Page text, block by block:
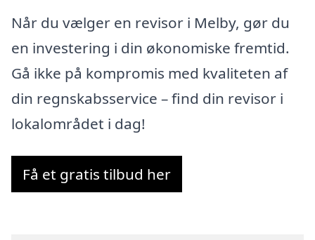
Når du vælger en revisor i Melby, gør du
en investering i din økonomiske fremtid.
Gå ikke på kompromis med kvaliteten af
din regnskabsservice – find din revisor i
lokalområdet i dag!
Få et gratis tilbud her